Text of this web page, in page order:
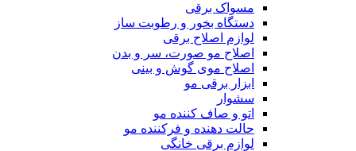
مسواک برقی
دستگاه بخور و رطوبت ساز
لوازم اصلاح برقی
اصلاح مو صورت، سر و بدن
اصلاح موی گوش و بینی
ابزار برقی مو
سشوار
اتو و صاف کننده مو
حالت دهنده و فرکننده مو
لوازم برقی خانگی